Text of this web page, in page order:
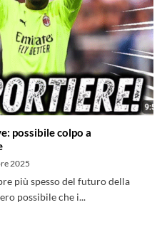
possibile colpo a
2025
più spesso del futuro della
possibile che i...